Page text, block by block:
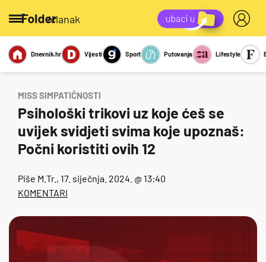
/članak
Miks Kviz
Report
Sexy
Dnevnik.hr Vijesti Sport Putovanja Lifestyle
MISS SIMPATIČNOSTI
Psihološki trikovi uz koje ćeš se
uvijek svidjeti svima koje upoznaš:
Počni koristiti ovih 12
Piše M.Tr. , 17. siječnja. 2024. @ 13:40
KOMENTARI